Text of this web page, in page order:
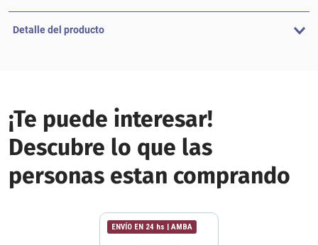
Detalle del producto
¡Te puede interesar!
Descubre lo que las
personas estan comprando
ENVÍO EN 24 hs | AMBA